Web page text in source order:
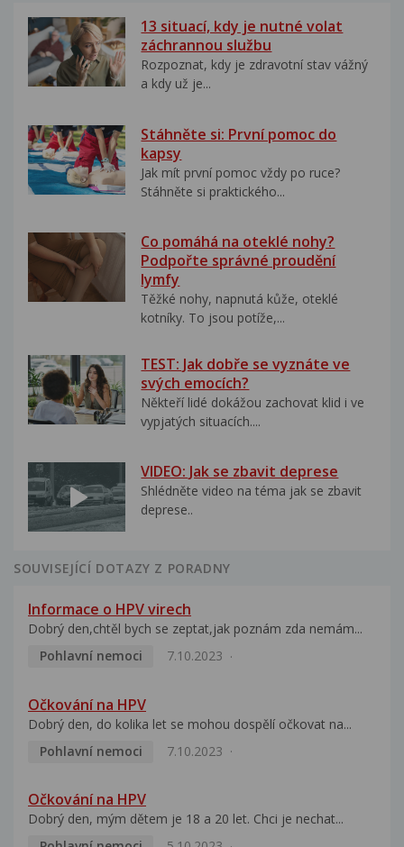
13 situací, kdy je nutné volat
záchrannou službu
Rozpoznat, kdy je zdravotní stav vážný
a kdy už je...
Stáhněte si: První pomoc do
kapsy
Jak mít první pomoc vždy po ruce?
Stáhněte si praktického...
Co pomáhá na oteklé nohy?
Podpořte správné proudění
lymfy
Těžké nohy, napnutá kůže, oteklé
kotníky. To jsou potíže,...
TEST: Jak dobře se vyznáte ve
svých emocích?
Někteří lidé dokážou zachovat klid i ve
vypjatých situacích....
VIDEO: Jak se zbavit deprese
Shlédněte video na téma jak se zbavit
deprese..
SOUVISEJÍCÍ DOTAZY Z PORADNY
Informace o HPV virech
Dobrý den,chtěl bych se zeptat,jak poznám zda nemám...
Pohlavní nemoci
7.10.2023
Očkování na HPV
Dobrý den, do kolika let se mohou dospělí očkovat na...
Pohlavní nemoci
7.10.2023
Očkování na HPV
Dobrý den, mým dětem je 18 a 20 let. Chci je nechat...